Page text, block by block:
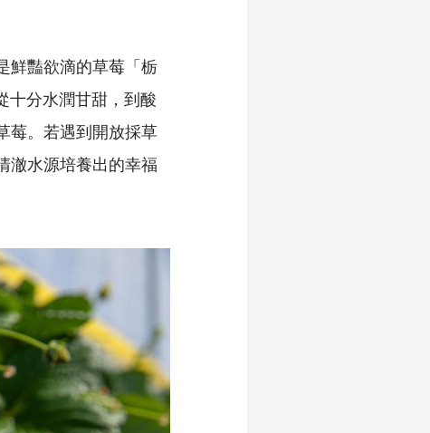
鮮豔欲滴的草莓「栃
十分水潤甘甜，到酸
莓。若遇到開放採草
澈水源培養出的幸福